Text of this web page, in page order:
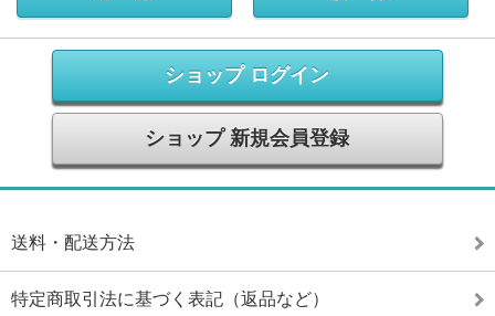
ショップ ログイン
ショップ 新規会員登録
送料・配送方法
特定商取引法に基づく表記（返品など）